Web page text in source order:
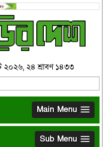
২০২৬, ২৪ শ্রাবণ ১৪৩৩
Main Menu
Sub Menu